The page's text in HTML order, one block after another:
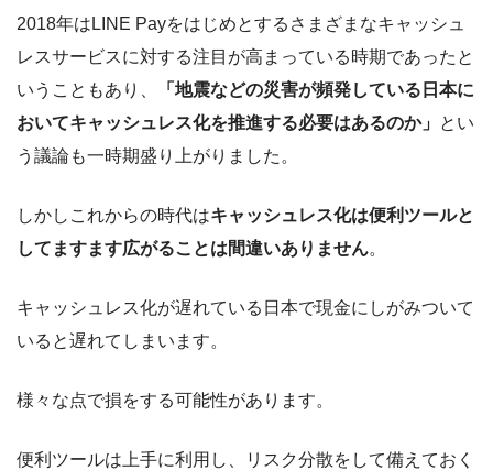
2018年はLINE Payをはじめとするさまざまなキャッシュ
レスサービスに対する注目が高まっている時期であったと
いうこともあり、
「地震などの災害が頻発している日本に
おいてキャッシュレス化を推進する必要はあるのか」 とい
う議論も一時期盛り上がりました。
しかしこれからの時代はキャッシュレス化は便利ツールと
してますます広がることは間違いありません。
キャッシュレス化が遅れている日本で現金にしがみついて
いると遅れてしまいます。
様々な点で損をする可能性があります。
便利ツールは上手に利用し、リスク分散をして備えておく